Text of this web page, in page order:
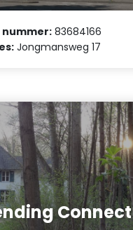
nummer: 83684166
Jongmansweg 17
Connect